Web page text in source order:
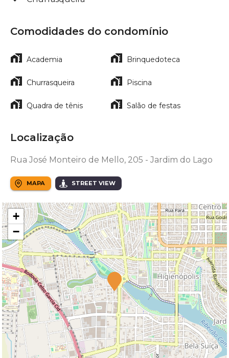
Comodidades do condomínio
Academia Brinquedoteca
Churrasqueira Piscina
Quadra de tênis Salão de festas
Localização
Rua José Monteiro de Mello, 205 - Jardim do Lago
MAPA STREET VIEW
+
−